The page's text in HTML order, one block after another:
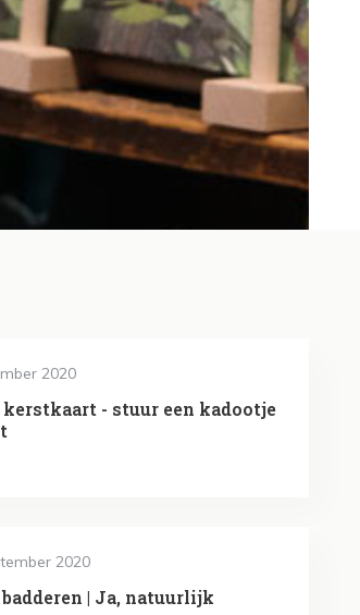
2020
kerstkaart - stuur een kadootje
2020
| Ja, natuurlijk